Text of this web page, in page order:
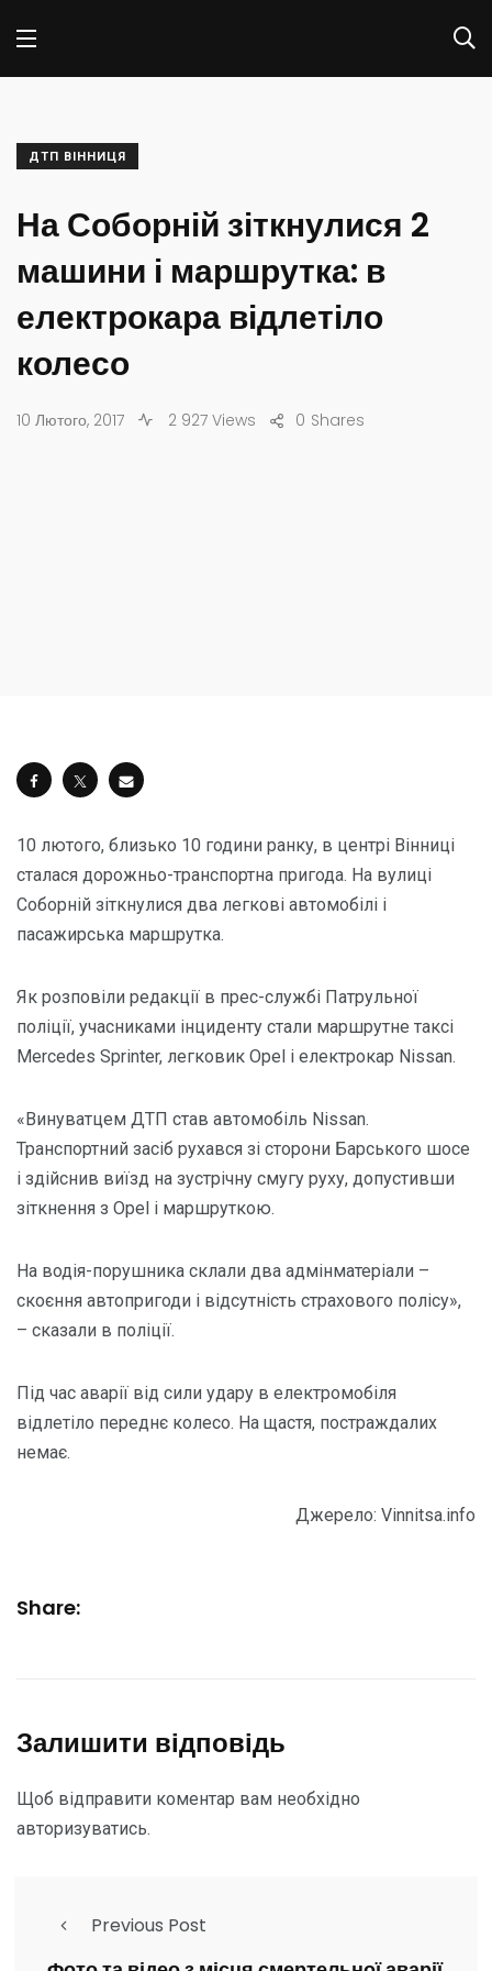
ДТП ВІННИЦЯ
На Соборній зіткнулися 2
машини і маршрутка: в
електрокара відлетіло
колесо
10 Лютого, 2017 2 927 Views Shares
0
10 лютого, близько 10 години ранку, в центрі Вінниці
сталася дорожньо-транспортна пригода. На вулиці
Соборній зіткнулися два легкові автомобілі і
пасажирська маршрутка.
Як розповіли редакції в прес-службі Патрульної
поліції, учасниками інциденту стали маршрутне таксі
Mercedes Sprinter, легковик Opel і електрокар Nissan.
«Винуватцем ДТП став автомобіль Nissan.
Транспортний засіб рухався зі сторони Барського шосе
і здійснив виїзд на зустрічну смугу руху, допустивши
зіткнення з Opel і маршруткою.
На водія-порушника склали два адмінматеріали –
скоєння автопригоди і відсутність страхового полісу»,
– сказали в поліції.
Під час аварії від сили удару в електромобіля
відлетіло переднє колесо. На щастя, постраждалих
немає.
Джерело: Vinnitsa.info
Share:
Залишити відповідь
Щоб відправити коментар вам необхідно
авторизуватись.
Previous Post